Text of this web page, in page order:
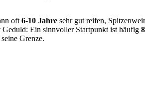
oft 6-10 Jahre sehr gut reifen,
Geduld: Ein sinnvoller Startpunkt ist häufig
Grenze.